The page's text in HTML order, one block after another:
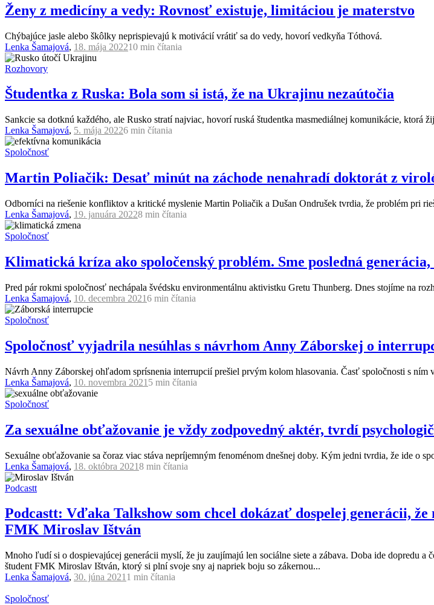
Ženy z medicíny a vedy: Rovnosť existuje, limitáciou je materstvo
Chýbajúce jasle alebo škôlky neprispievajú k motivácií vrátiť sa do vedy, hovorí vedkyňa Tóthová.
Lenka Šamajová, 18. mája 202210 min čítania
Rozhovory
Študentka z Ruska: Bola som si istá, že na Ukrajinu nezaútočia
Sankcie sa dotknú každého, ale Rusko stratí najviac, hovorí ruská študentka masmediálnej komunikácie, ktorá
Lenka Šamajová, 5. mája 20226 min čítania
Spoločnosť
Martin Poliačik: Desať minút na záchode nenahradí doktorát z
Odborníci na riešenie konfliktov a kritické myslenie Martin Poliačik a Dušan Ondrušek tvrdia, že problém pri
Lenka Šamajová, 19. januára 20228 min čítania
Spoločnosť
Klimatická kríza ako spoločenský problém. Sme posledná
Pred pár rokmi spoločnosť nechápala švédsku environmentálnu aktivistku Gretu Thunberg. Dnes stojíme na
Lenka Šamajová, 10. decembra 20216 min čítania
Spoločnosť
Spoločnosť vyjadrila nesúhlas s návrhom Anny Záborskej o
Návrh Anny Záborskej ohľadom sprísnenia interrupcií prešiel prvým kolom hlasovania. Časť spoločnosti s ním
Lenka Šamajová, 10. novembra 2021 5 min čítania
Spoločnosť
Za sexuálne obťažovanie je vždy zodpovedný aktér, tvrdí
Sexuálne obťažovanie sa čoraz viac stáva nepríjemným fenoménom dnešnej doby. Kým jedni tvrdia, že ide o
Lenka Šamajová, 18. októbra 20218 min čítania
Podcastt
Podcastt: Vďaka Talkshow som chcel dokázať dospelej generácii,
FMK Miroslav Ištván
Mnoho ľudí si o dospievajúcej generácii myslí, že ju zaujímajú len sociálne siete a zábava. Doba ide dopredu
študent FMK Miroslav Ištván, ktorý si plní svoje sny aj napriek boju so zákernou...
Lenka Šamajová, 30. júna 2021 1 min čítania
Spoločnosť